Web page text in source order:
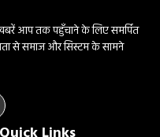
आप तक पहुँचाने के लिए समर्पित
से समाज और सिस्टम के सामने